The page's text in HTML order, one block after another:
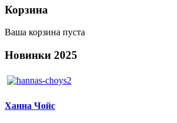
Корзина
Ваша корзина пуста
Новинки 2025
Ханна Чойс